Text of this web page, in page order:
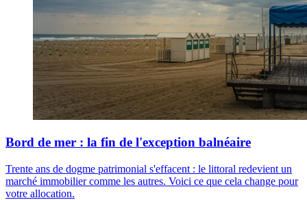
Bord de mer : la fin de l'exception balnéaire
Trente ans de dogme patrimonial s'effacent : le littoral redevient un
marché immobilier comme les autres. Voici ce que cela change pour
votre allocation.